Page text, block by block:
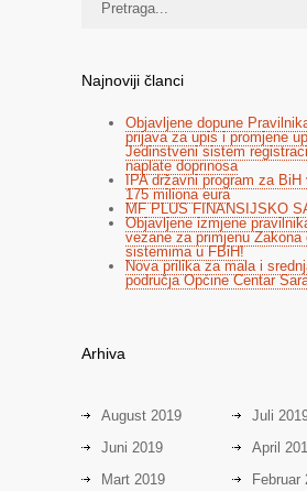
Najnoviji članci
Objavljene dopune
prijava za upis i promjene
Jedinstveni sistem
naplate doprinosa
IPA državni program za BiH
175 miliona eura
MF PLUS FINANSIJSKO
Objavljene izmjene
vezane za primjenu Zakona
sistemima u FBiH!
Nova prilika za mala i
područja Općine Centar
Arhiva
August 2019
Juli
Juni 2019
April
Mart 2019
Februar